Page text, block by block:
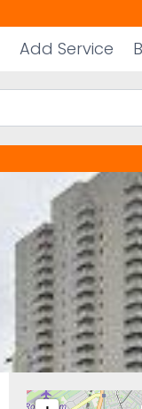
Add Service